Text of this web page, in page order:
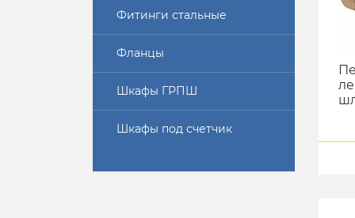
Фитинги стальные
Фланцы
Шкафы ГРПШ
Шкафы под счетчик